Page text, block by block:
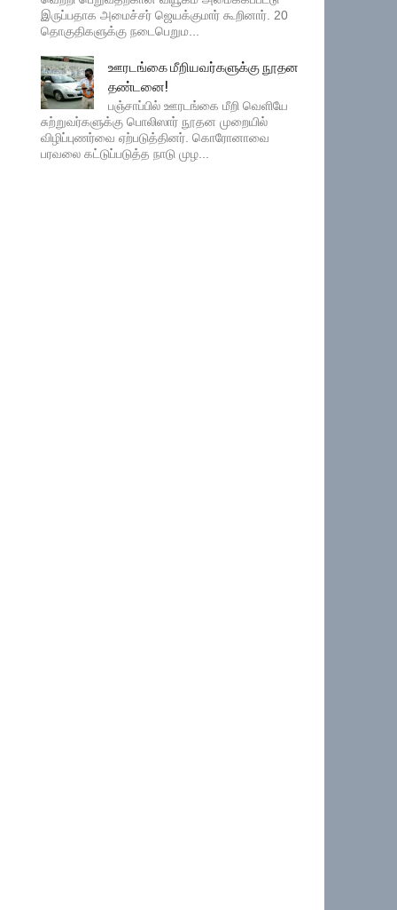
இருப்பதாக அமைச்சர் ஜெயக்குமார் கூறினார். 20
தொகுதிகளுக்கு நடைபெறும...
ஊரடங்கை மீறியவர்களுக்கு நூதன
தண்டனை!
பஞ்சாப்பில் ஊரடங்கை மீறி வெளியே
சுற்றுவர்களுக்கு பொலிஸார் நூதன முறையில்
விழிப்புணர்வை ஏற்படுத்தினர். கொரோனாவை
பரவலை கட்டுப்படுத்த நாடு முழ...